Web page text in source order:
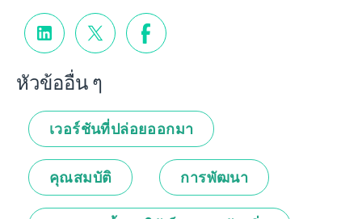
หัวข้ออื่น ๆ
เวอร์ชันที่ปล่อยออกมา
คุณสมบัติ การพัฒนา